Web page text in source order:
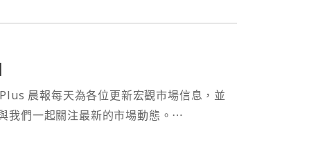
晨報每天為各位更新宏觀市場信息，並
我們一起關注最新的市場動態。⋯